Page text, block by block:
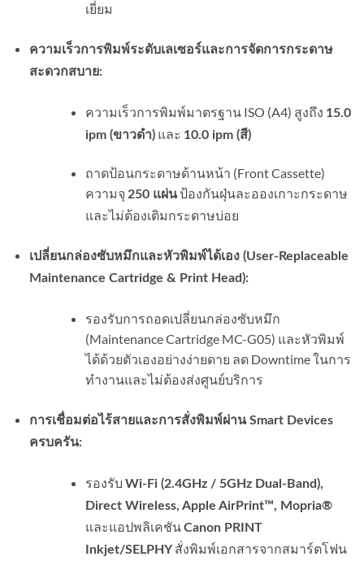
เยี่ยม
ความเร็วการพิมพ์ระดับเลเซอร์และการจัดการกระดาษ
สะดวกสบาย:
ความเร็วการพิมพ์มาตรฐาน ISO (A4) สูงถึง 15.0
ipm (ขาวดำ)และ 10.0 ipm (สี)
ถาดป้อนกระดาษด้านหน้า (Front Cassette)
ความจุ 250 แผ่นป้องกันฝุ่นละอองเกาะกระดาษ
และไม่ต้องเติมกระดาษบ่อย
เปลี่ยนกล่องซับหมึกและหัวพิมพ์ได้เอง (User-Replaceable
Maintenance Cartridge & Print Head):
รองรับการถอดเปลี่ยนกล่องซับหมึก
(Maintenance Cartridge MC-G05) และหัวพิมพ์
ได้ด้วยตัวเองอย่างง่ายดาย ลด Downtime ในการ
ทำงานและไม่ต้องส่งศูนย์บริการ
การเชื่อมต่อไร้สายและการสั่งพิมพ์ผ่าน Smart Devices
ครบครัน:
รองรับ Wi-Fi (2.4GHz / 5GHz Dual-Band),
Direct Wireless, Apple AirPrint™, Mopria®
และแอปพลิเคชันCanon PRINT
Inkjet/SELPHYสั่งพิมพ์เอกสารจากสมาร์ตโฟน